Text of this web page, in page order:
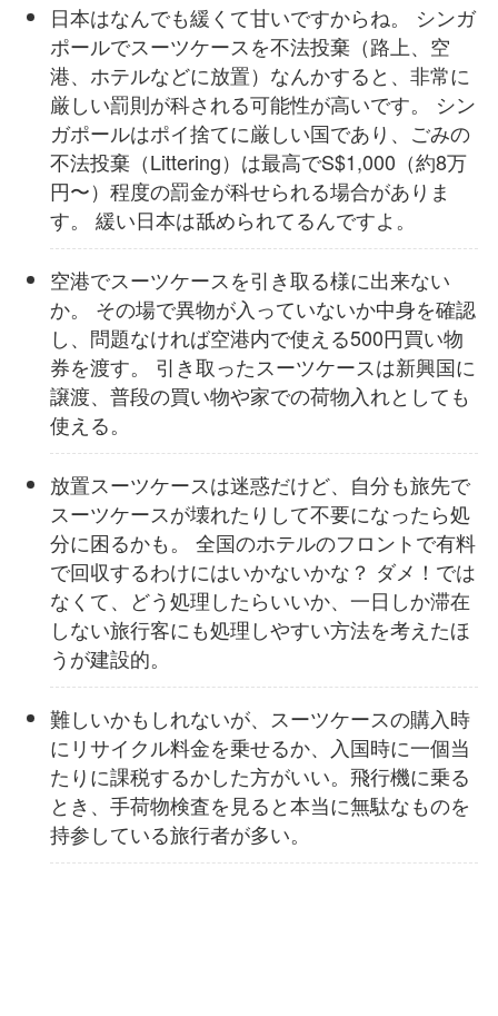
日本はなんでも緩くて甘いですからね。 シンガ
ポールでスーツケースを不法投棄（路上、空
港、ホテルなどに放置）なんかすると、非常に
厳しい罰則が科される可能性が高いです。 シン
ガポールはポイ捨てに厳しい国であり、ごみの
不法投棄（Littering）は最高でS$1,000（約8万
円〜）程度の罰金が科せられる場合がありま
す。 緩い日本は舐められてるんですよ。
空港でスーツケースを引き取る様に出来ない
か。 その場で異物が入っていないか中身を確認
し、問題なければ空港内で使える500円買い物
券を渡す。 引き取ったスーツケースは新興国に
譲渡、普段の買い物や家での荷物入れとしても
使える。
放置スーツケースは迷惑だけど、自分も旅先で
スーツケースが壊れたりして不要になったら処
分に困るかも。 全国のホテルのフロントで有料
で回収するわけにはいかないかな？ ダメ！では
なくて、どう処理したらいいか、一日しか滞在
しない旅行客にも処理しやすい方法を考えたほ
うが建設的。
難しいかもしれないが、スーツケースの購入時
にリサイクル料金を乗せるか、入国時に一個当
たりに課税するかした方がいい。飛行機に乗る
とき、手荷物検査を見ると本当に無駄なものを
持参している旅行者が多い。